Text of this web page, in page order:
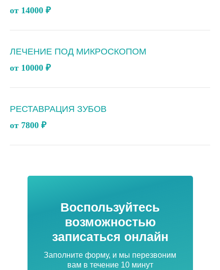
от 14000 ₽
ЛЕЧЕНИЕ ПОД МИКРОСКОПОМ
от 10000 ₽
РЕСТАВРАЦИЯ ЗУБОВ
от 7800 ₽
Воспользуйтесь
возможностью
записаться онлайн
Заполните форму, и мы перезвоним
вам в течение 10 минут